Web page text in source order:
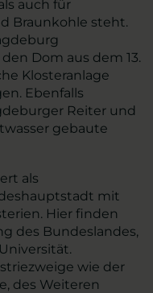
auch für
Braunkohle steht.
Dom aus dem 13.
Klosteranlage
Ebenfalls
Reiter und
gebaute
als
mit
Hier finden
des Bundeslandes,
wie der
des Weiteren